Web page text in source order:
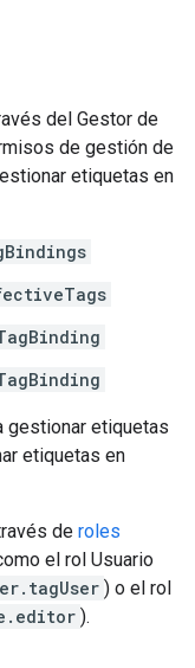
del Gestor de
de gestión de
etiquetas en
gestionar etiquetas
etiquetas en
de roles
el rol Usuario
) o el rol
).